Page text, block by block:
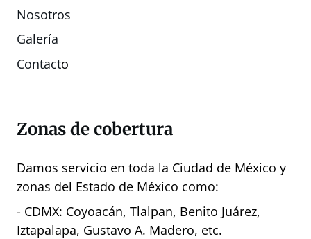
Nosotros
Galería
Contacto
Zonas de cobertura
Damos servicio en toda la Ciudad de México y
zonas del Estado de México como:
- CDMX: Coyoacán, Tlalpan, Benito Juárez,
Iztapalapa, Gustavo A. Madero, etc.